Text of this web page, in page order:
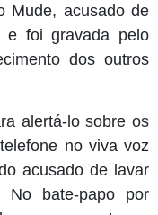
Mude, acusado de
e foi gravada pelo
dos outros
alertá-lo sobre os
no viva voz
acusado de lavar
No bate-papo por